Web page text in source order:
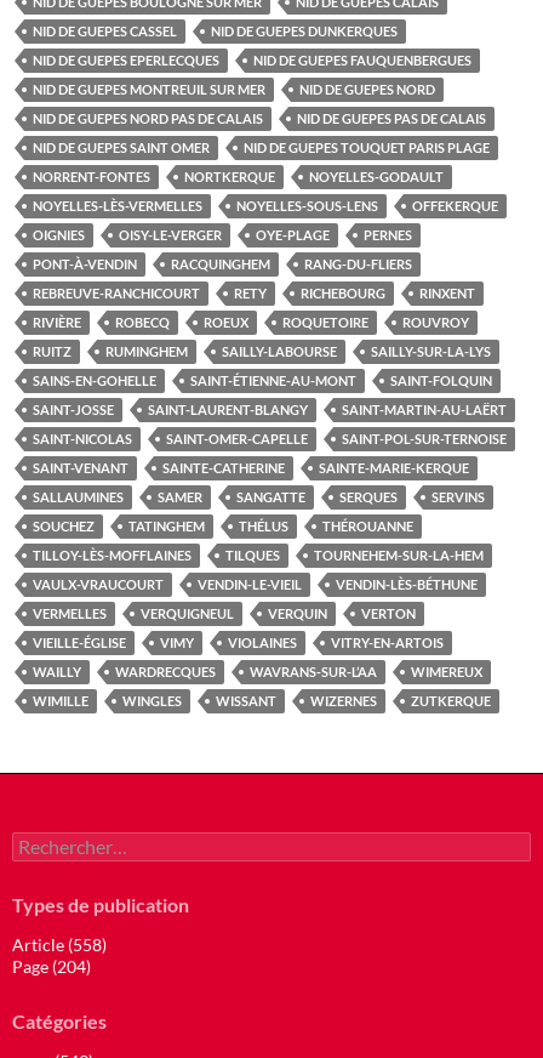
NID DE GUEPES CASSEL
NID DE GUEPES DUNKERQUES
NID DE GUEPES EPERLECQUES
NID DE GUEPES FAUQUENBERGUES
NID DE GUEPES MONTREUIL SUR MER
NID DE GUEPES NORD
NID DE GUEPES NORD PAS DE CALAIS
NID DE GUEPES PAS DE CALAIS
NID DE GUEPES SAINT OMER
NID DE GUEPES TOUQUET PARIS PLAGE
NORRENT-FONTES
NORTKERQUE
NOYELLES-GODAULT
NOYELLES-LÈS-VERMELLES
NOYELLES-SOUS-LENS
OFFEKERQUE
OIGNIES
OISY-LE-VERGER OYE-PLAGE
PERNES
PONT-À-VENDIN
RACQUINGHEM
RANG-DU-FLIERS
REBREUVE-RANCHICOURT
RETY RICHEBOURG
RINXENT
RIVIÈRE
ROBECQ ROEUX ROQUETOIRE
ROUVROY
RUITZ
RUMINGHEM SAILLY-LABOURSE
SAILLY-SUR-LA-LYS
SAINS-EN-GOHELLE
SAINT-ÉTIENNE-AU-MONT
SAINT-FOLQUIN
SAINT-JOSSE
SAINT-LAURENT-BLANGY
SAINT-MARTIN-AU-LAËRT
SAINT-NICOLAS
SAINT-OMER-CAPELLE
SAINT-POL-SUR-TERNOISE
SAINT-VENANT
SAINTE-CATHERINE
SAINTE-MARIE-KERQUE
SALLAUMINES
SAMER SANGATTE SERQUES
SERVINS
SOUCHEZ
TATINGHEM THÉLUS
THÉROUANNE
TILLOY-LÈS-MOFFLAINES
TILQUES
TOURNEHEM-SUR-LA-HEM
VAULX-VRAUCOURT
VENDIN-LE-VIEIL
VENDIN-LÈS-BÉTHUNE
VERMELLES
VERQUIGNEUL VERQUIN
VERTON
VIEILLE-ÉGLISE
VIMY VIOLAINES
VITRY-EN-ARTOIS
WAILLY
WARDRECQUES WAVRANS-SUR-L’AA
WIMEREUX
WIMILLE
WINGLES WISSANT WIZERNES ZUTKERQUE
Rechercher :
Types de publication
Article (558)
Page (204)
Catégories